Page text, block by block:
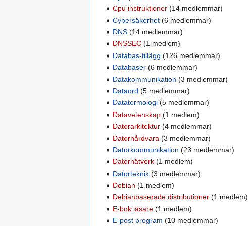
Cpu instruktioner ‏‎ (14 medlemmar)
Cybersäkerhet ‏‎ (6 medlemmar)
DNS ‏‎ (14 medlemmar)
DNSSEC ‏‎ (1 medlem)
Databas-tillägg ‏‎ (126 medlemmar)
Databaser ‏‎ (6 medlemmar)
Datakommunikation ‏‎ (3 medlemmar)
Dataord ‏‎ (5 medlemmar)
Datatermologi ‏‎ (5 medlemmar)
Datavetenskap ‏‎ (1 medlem)
Datorarkitektur ‏‎ (4 medlemmar)
Datorhårdvara ‏‎ (3 medlemmar)
Datorkommunikation ‏‎ (23 medlemmar)
Datornätverk ‏‎ (1 medlem)
Datorteknik ‏‎ (3 medlemmar)
Debian ‏‎ (1 medlem)
Debianbaserade distributioner ‏‎ (1 medlem)
E-bok läsare ‏‎ (1 medlem)
E-post program ‏‎ (10 medlemmar)